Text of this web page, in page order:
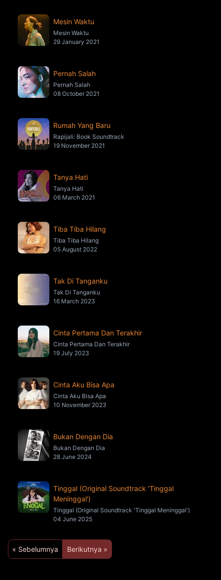
Mesin Waktu
Mesin Waktu
29 January 2021
Pernah Salah
Pernah Salah
08 October 2021
Rumah Yang Baru
Rapijali: Book Soundtrack
19 November 2021
Tanya Hati
Tanya Hati
06 March 2021
Tiba Tiba Hilang
Tiba Tiba Hilang
05 August 2022
Tak Di Tanganku
Tak Di Tanganku
16 March 2023
Cinta Pertama Dan Terakhir
Cinta Pertama Dan Terakhir
19 July 2023
Cinta Aku Bisa Apa
Cinta Aku Bisa Apa
10 November 2023
Bukan Dengan Dia
Bukan Dengan Dia
28 June 2024
Tinggal (Original Soundtrack 'Tinggal
Meninggal')
Tinggal (Original Soundtrack 'Tinggal Meninggal')
04 June 2025
« Sebelumnya Berikutnya »